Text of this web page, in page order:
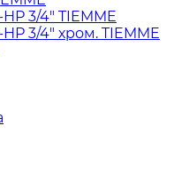
3/4" TIEMME
3/4" хром. TIEMME